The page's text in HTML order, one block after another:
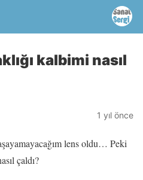
kalbimi nasıl
1 yıl önce
lens oldu… Peki
çaldı?